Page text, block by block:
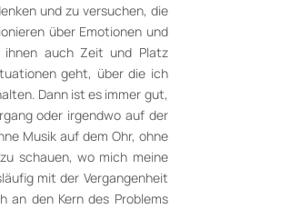
und zu versuchen, die
über Emotionen und
ihnen auch Zeit und Platz
geht, über die ich
Dann ist es immer gut,
oder irgendwo auf der
Musik auf dem Ohr, ohne
schauen, wo mich meine
mit der Vergangenheit
den Kern des Problems